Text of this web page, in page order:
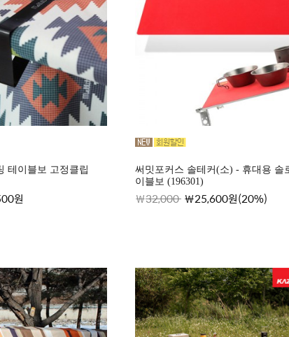
테이블보 고정클립
원
써밋포커스 솔테커(소) - 휴대용 솔
이블보 (196301)
32,000 25,600원(20%)